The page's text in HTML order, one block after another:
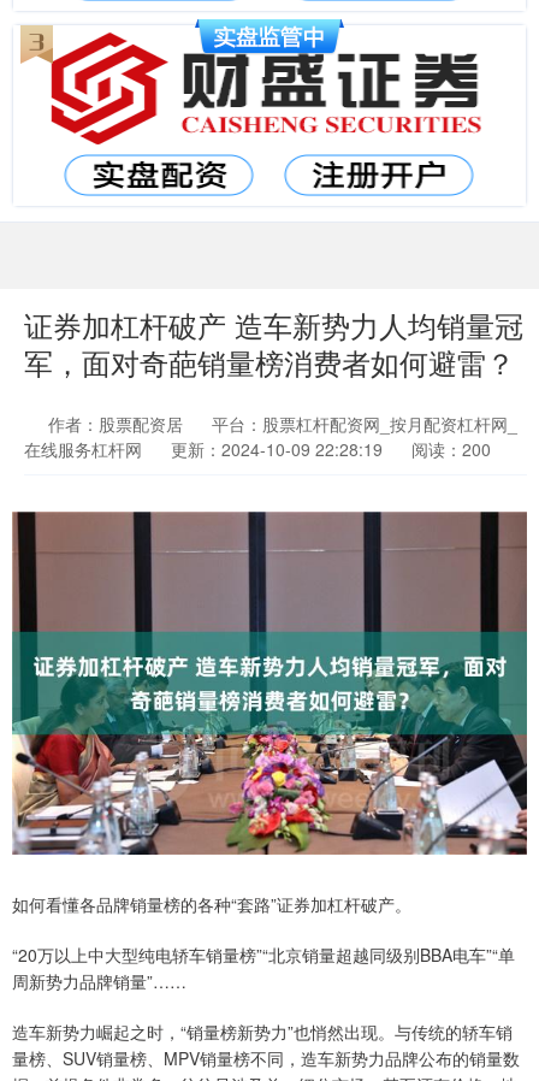
证券加杠杆破产 造车新势力人均销量冠
军，面对奇葩销量榜消费者如何避雷？
作者：股票配资居
平台：股票杠杆配资网_按月配资杠杆网_
在线服务杠杆网
更新：2024-10-09 22:28:19 阅读：200
如何看懂各品牌销量榜的各种“套路”证券加杠杆破产。
“20万以上中大型纯电轿车销量榜”“北京销量超越同级别BBA电车”“单
周新势力品牌销量”……
造车新势力崛起之时，“销量榜新势力”也悄然出现。与传统的轿车销
量榜、SUV销量榜、MPV销量榜不同，造车新势力品牌公布的销量数